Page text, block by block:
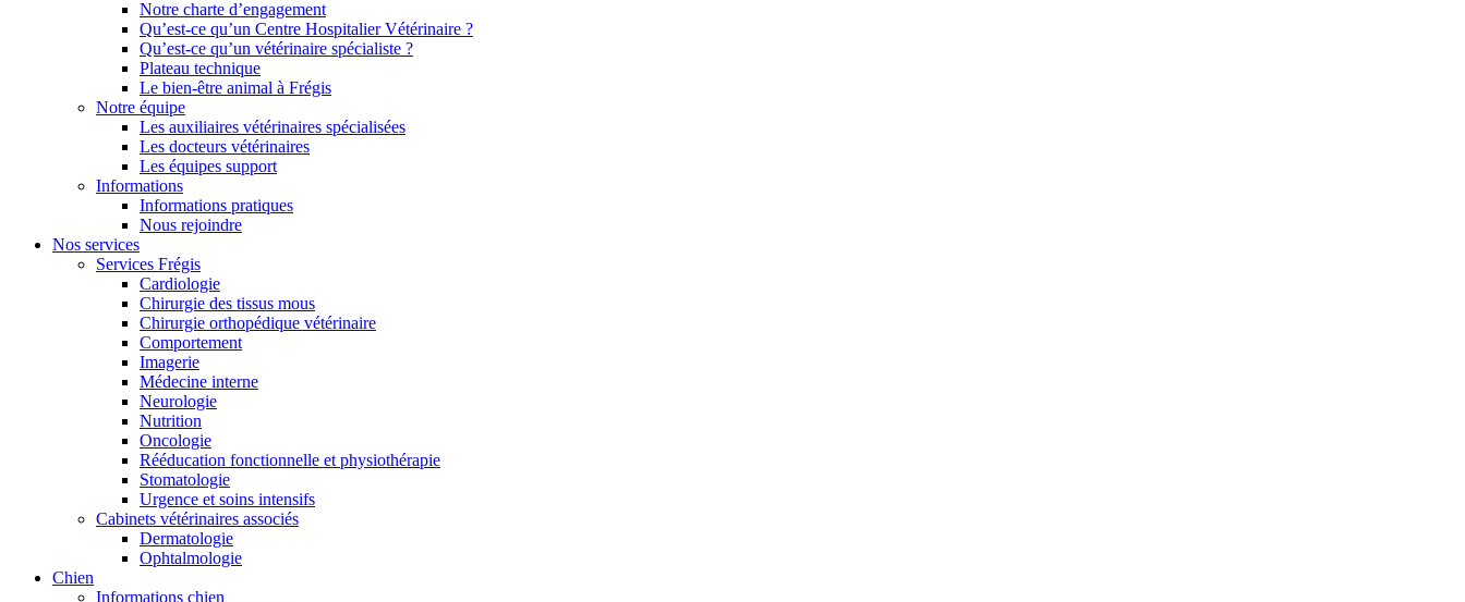
Notre charte d’engagement
Qu’est-ce qu’un Centre Hospitalier Vétérinaire ?
Qu’est-ce qu’un vétérinaire spécialiste ?
Plateau technique
Le bien-être animal à Frégis
Notre équipe
Les auxiliaires vétérinaires spécialisées
Les docteurs vétérinaires
Les équipes support
Informations
Informations pratiques
Nous rejoindre
Nos services
Services Frégis
Cardiologie
Chirurgie des tissus mous
Chirurgie orthopédique vétérinaire
Comportement
Imagerie
Médecine interne
Neurologie
Nutrition
Oncologie
Rééducation fonctionnelle et physiothérapie
Stomatologie
Urgence et soins intensifs
Cabinets vétérinaires associés
Dermatologie
Ophtalmologie
Chien
Informations chien